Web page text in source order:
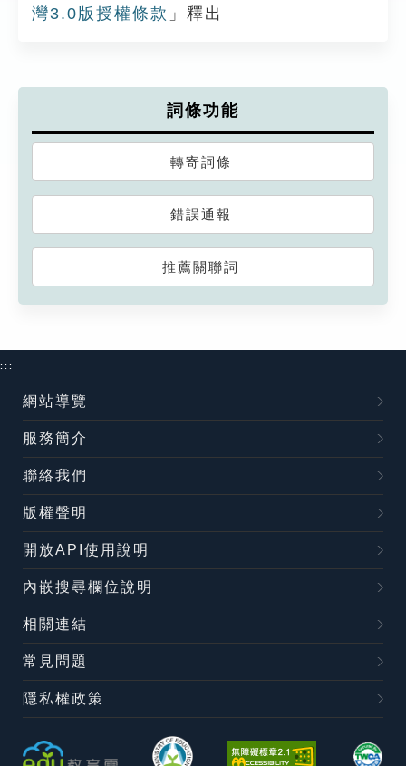
灣3.0版授權條款 」釋出
詞條功能
轉寄詞條
錯誤通報
推薦關聯詞
:::
網站導覽
服務簡介
聯絡我們
版權聲明
開放API使用說明
內嵌搜尋欄位說明
相關連結
常見問題
隱私權政策